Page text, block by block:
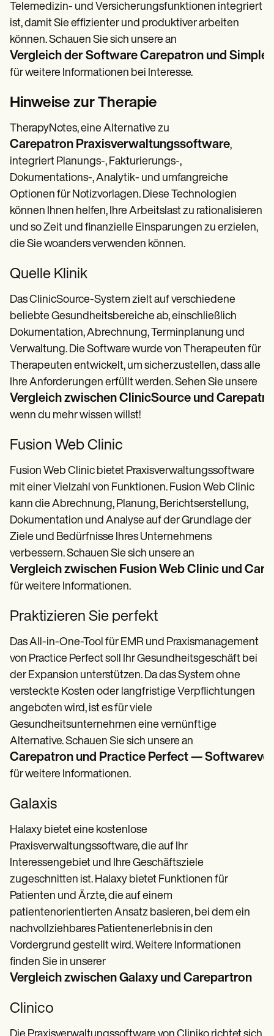
Telemedizin- und Versicherungsfunktionen integriert
ist, damit Sie effizienter und produktiver arbeiten
können. Schauen Sie sich unsere an
Vergleich der Software Carepatron und
für weitere Informationen bei Interesse.
Hinweise zur Therapie
TherapyNotes, eine Alternative zu
Carepatron Praxisverwaltungssoftware,
integriert Planungs-, Fakturierungs-,
Dokumentations-, Analytik- und umfangreiche
Optionen für Notizvorlagen. Diese Technologien
können Ihnen helfen, Ihre Arbeitslast zu rationalisieren
und so Zeit und finanzielle Einsparungen zu erzielen,
die Sie woanders verwenden können.
Quelle Klinik
Das ClinicSource-System zielt auf verschiedene
beliebte Gesundheitsbereiche ab, einschließlich
Dokumentation, Abrechnung, Terminplanung und
Verwaltung. Die Software wurde von Therapeuten für
Therapeuten entwickelt, um sicherzustellen, dass alle
Ihre Anforderungen erfüllt werden. Sehen Sie unsere
Vergleich zwischen ClinicSource und
wenn du mehr wissen willst!
Fusion Web Clinic
Fusion Web Clinic bietet Praxisverwaltungssoftware
mit einer Vielzahl von Funktionen. Fusion Web Clinic
kann die Abrechnung, Planung, Berichtserstellung,
Dokumentation und Analyse auf der Grundlage der
Ziele und Bedürfnisse Ihres Unternehmens
verbessern. Schauen Sie sich unsere an
Vergleich zwischen Fusion Web Clinic und
für weitere Informationen.
Praktizieren Sie perfekt
Das All-in-One-Tool für EMR und Praxismanagement
von Practice Perfect soll Ihr Gesundheitsgeschäft bei
der Expansion unterstützen. Da das System ohne
versteckte Kosten oder langfristige Verpflichtungen
angeboten wird, ist es für viele
Gesundheitsunternehmen eine vernünftige
Alternative. Schauen Sie sich unsere an
Carepatron und Practice Perfect —
für weitere Informationen.
Galaxis
Halaxy bietet eine kostenlose
Praxisverwaltungssoftware, die auf Ihr
Interessengebiet und Ihre Geschäftsziele
zugeschnitten ist. Halaxy bietet Funktionen für
Patienten und Ärzte, die auf einem
patientenorientierten Ansatz basieren, bei dem ein
nachvollziehbares Patientenerlebnis in den
Vordergrund gestellt wird. Weitere Informationen
finden Sie in unserer
Vergleich zwischen Galaxy und Carepartron
Clinico